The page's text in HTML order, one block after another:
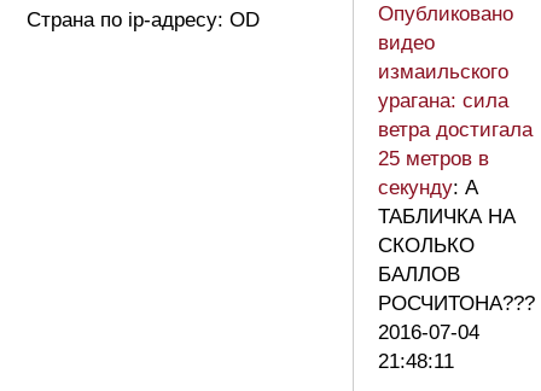
Страна по ip-адресу: OD
Опубликовано
видео
измаильского
урагана: сила
ветра достигала
25 метров в
секунду: А
ТАБЛИЧКА НА
СКОЛЬКО
БАЛЛОВ
РОСЧИТОНА???
2016-07-04
21:48:11